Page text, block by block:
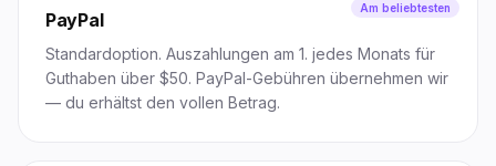
Am beliebtesten
PayPal
Standardoption. Auszahlungen am 1. jedes Monats für
Guthaben über $50. PayPal-Gebühren übernehmen wir
— du erhältst den vollen Betrag.